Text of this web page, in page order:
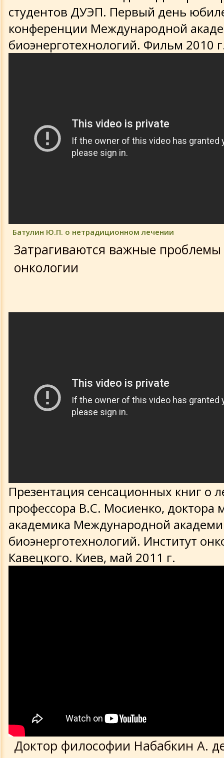
студентов ДУЭП. Первый день
конференции Международной
биоэнерготехнологий. Фильм 2010
Батулин Ю.П. о нетрадиционном лечении
Затрагиваются важные
онкологии
Презентация сенсационных книг о
профессора В.С. Мосиенко, доктора
академика Международной
биоэнерготехнологий. Институт
Кавецкого. Киев, май 2011 г.
Доктор философии Набабкин А.